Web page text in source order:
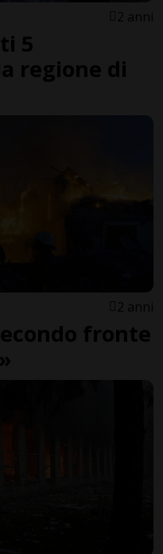
2 anni
5
regione di
2 anni
fronte